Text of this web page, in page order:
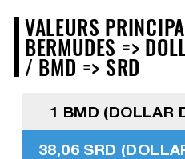
VALEURS
BERMUDES =>
/ BMD => SRD
1 BMD (DOLLAR
38,06 SRD